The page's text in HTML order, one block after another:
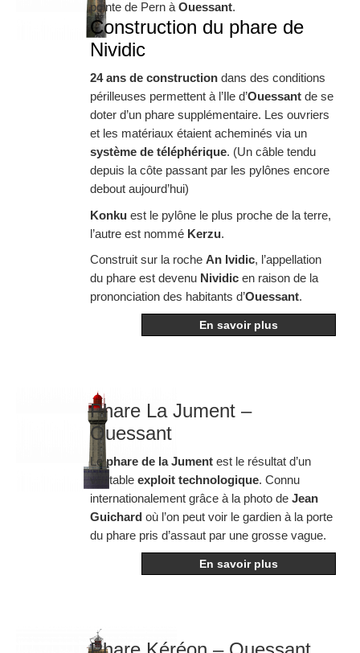
pointe de Pern à Ouessant.
Construction du phare de
Nividic
24 ans de constructiondans des conditions
périlleuses permettent à l’Ile d’Ouessantde se
doter d’un phare supplémentaire. Les ouvriers
et les matériaux étaient acheminés via un
système de téléphérique. (Un câble tendu
depuis la côte passant par les pylônes encore
debout aujourd’hui)
Konkuest le pylône le plus proche de la terre,
l’autre est nommé Kerzu.
Construit sur la roche An Ividic, l’appellation
du phare est devenu Nividicen raison de la
prononciation des habitants d’Ouessant.
En savoir plus
Phare La Jument –
Ouessant
Lephare de la Jumentest le résultat d’un
véritable exploit technologique. Connu
internationalement grâce à la photo de Jean
Guichard où l’on peut voir le gardien à la porte
du phare pris d’assaut par une grosse vague.
En savoir plus